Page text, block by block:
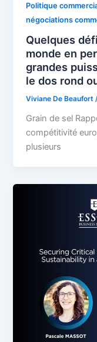
Politique
négociations
Quelques
monde en
grandes
le dos rond
Viviane De Beaufort
Grain de sel
compétitivité
plusieurs